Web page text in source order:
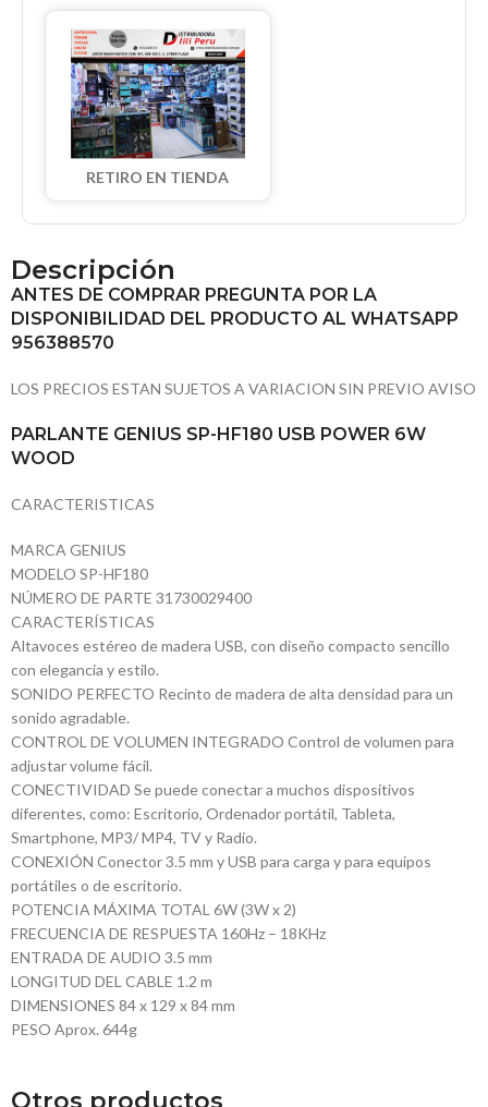
RETIRO EN TIENDA
Descripción
ANTES DE COMPRAR PREGUNTA POR LA
DISPONIBILIDAD DEL PRODUCTO AL WHATSAPP
956388570
LOS PRECIOS ESTAN SUJETOS A VARIACION SIN PREVIO AVISO
PARLANTE GENIUS SP-HF180 USB POWER 6W
WOOD
CARACTERISTICAS
MARCA GENIUS
MODELO SP-HF180
NÚMERO DE PARTE 31730029400
CARACTERÍSTICAS
Altavoces estéreo de madera USB, con diseño compacto sencillo
con elegancia y estilo.
SONIDO PERFECTO Recinto de madera de alta densidad para un
sonido agradable.
CONTROL DE VOLUMEN INTEGRADO Control de volumen para
adjustar volume fácil.
CONECTIVIDAD Se puede conectar a muchos dispositivos
diferentes, como: Escritorio, Ordenador portátil, Tableta,
Smartphone, MP3/ MP4, TV y Radio.
CONEXIÓN Conector 3.5 mm y USB para carga y para equipos
portátiles o de escritorio.
POTENCIA MÁXIMA TOTAL 6W (3W x 2)
FRECUENCIA DE RESPUESTA 160Hz – 18KHz
ENTRADA DE AUDIO 3.5 mm
LONGITUD DEL CABLE 1.2 m
DIMENSIONES 84 x 129 x 84 mm
PESO Aprox. 644g